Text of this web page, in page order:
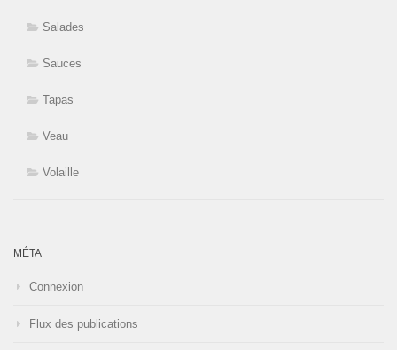
Salades
Sauces
Tapas
Veau
Volaille
MÉTA
Connexion
Flux des publications